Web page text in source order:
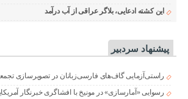
این کشته ادعایی، بلاگر عراقی از آب درآمد
پیشنهاد سردبیر
راستی‌آزمایی گاف‌های فارسی‌زبانان در تصویرسازی
رسوایی «آمارسازی» در مونیخ با افشاگری خبرنگار